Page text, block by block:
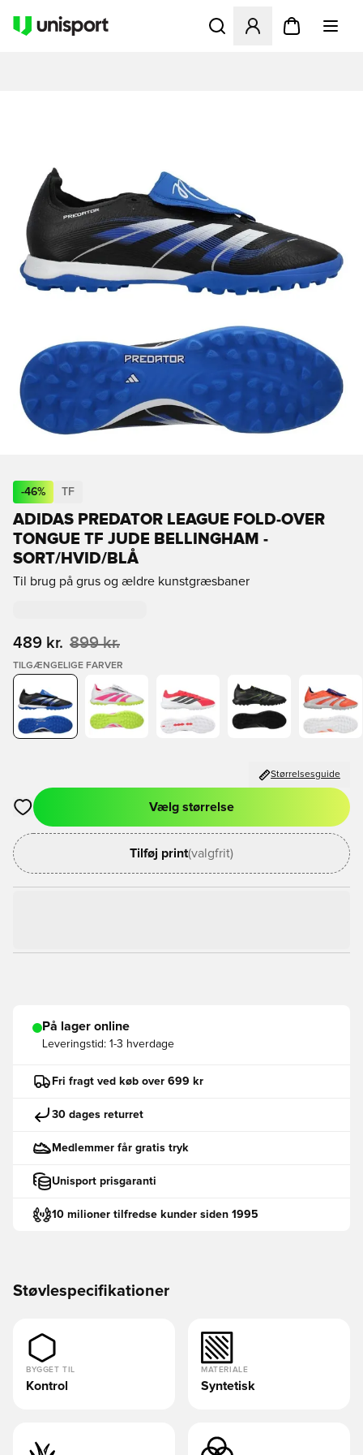
Åbner en Modal til at
-46% TF
ADIDAS PREDATOR LEAGUE FOLD-OVER
TONGUE TF JUDE BELLINGHAM -
SORT/HVID/BLÅ
Til brug på grus og ældre kunstgræsbaner
489 kr. 899 kr.
TILGÆNGELIGE FARVER
Størrelsesguide
Åbner en Modal til at logge ind eller tilmelde dig som medlem
Vælg størrelse
Tilføj print(valgfrit)
På lager online
Leveringstid: 1-3 hverdage
Fri fragt ved køb over 699 kr
30 dages returret
Medlemmer får gratis tryk
Unisport prisgaranti
10 milioner tilfredse kunder siden 1995
Støvlespecifikationer
BYGGET TIL
Kontrol
MATERIALE
Syntetisk